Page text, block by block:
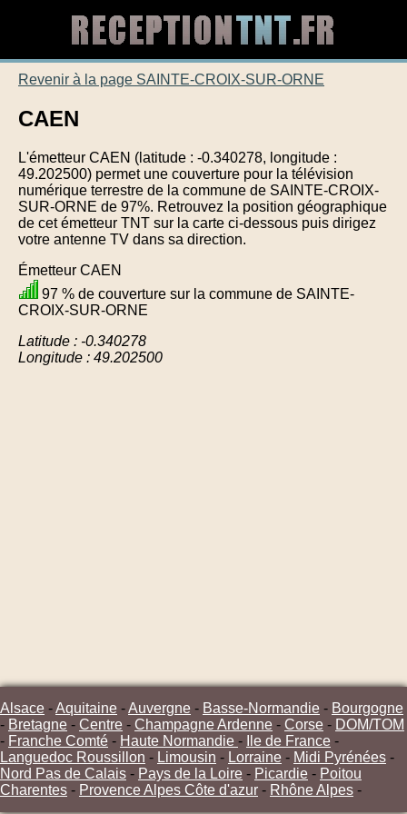
Revenir à la page SAINTE-CROIX-SUR-ORNE
CAEN
L'émetteur CAEN (latitude : -0.340278, longitude :
49.202500) permet une couverture pour la télévision
numérique terrestre de la commune de SAINTE-CROIX-
SUR-ORNE de 97%. Retrouvez la position géographique
de cet émetteur TNT sur la carte ci-dessous puis dirigez
votre antenne TV dans sa direction.
Émetteur CAEN
97 % de couverture sur la commune de SAINTE-
CROIX-SUR-ORNE
Latitude : -0.340278
Longitude : 49.202500
Alsace -Aquitaine -Auvergne - Basse-Normandie - Bourgogne
- Bretagne - Centre - Champagne Ardenne - Corse - DOM/TOM
- Franche Comté - Haute Normandie - Ile de France -
Languedoc Roussillon - Limousin - Lorraine - Midi Pyrénées -
Nord Pas de Calais - Pays de la Loire - Picardie - Poitou
Charentes - Provence Alpes Côte d'azur - Rhône Alpes -